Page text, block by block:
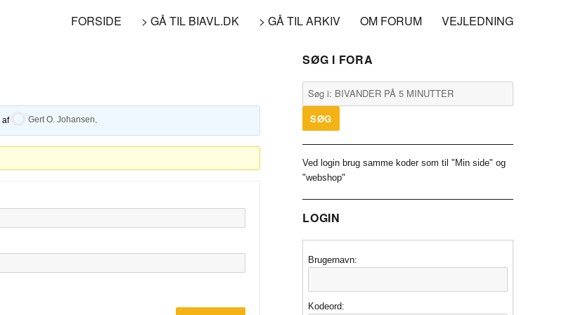
FORSIDE > GÅ TIL BIAVL.DK > GÅ TIL ARKIV OM FORUM VEJLEDNING
af Gert O. Johansen
SØG I FORA
Ved login brug samme koder som til "Min side" og
"webshop"
LOGIN
Brugernavn:
Kodeord: